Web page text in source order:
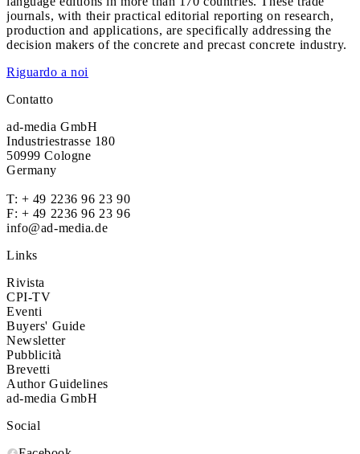
journals, with their practical editorial reporting on research,
production and applications, are specifically addressing the
decision makers of the concrete and precast concrete industry.
Riguardo a noi
Contatto
ad-media GmbH
Industriestrasse 180
50999 Cologne
Germany
T: + 49 2236 96 23 90
F: + 49 2236 96 23 96
info@ad-media.de
Links
Rivista
CPI-TV
Eventi
Buyers' Guide
Newsletter
Pubblicità
Brevetti
Author Guidelines
ad-media GmbH
Social